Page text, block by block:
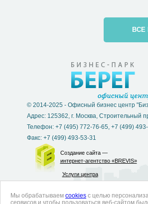
ВСЕ
© 2014-2025 - Офисный бизнес центр
Адрес: 125362, г. Москва, Строительный
Телефон: +7 (495) 772-76-65, +7 (499)
Факс: +7 (499) 493-53-31
Создание сайта —
интернет-агентство «BREVIS»
Услуги центра
Согласие на обработку персональных
Мы обрабатываем cookies с целью
сервисов и чтобы пользоваться веб-сайтом